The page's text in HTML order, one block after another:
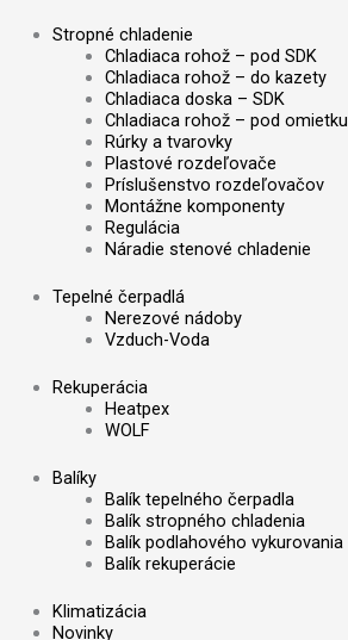
Stropné chladenie
Chladiaca rohož – pod SDK
Chladiaca rohož – do kazety
Chladiaca doska – SDK
Chladiaca rohož – pod omietku
Rúrky a tvarovky
Plastové rozdeľovače
Príslušenstvo rozdeľovačov
Montážne komponenty
Regulácia
Náradie stenové chladenie
Tepelné čerpadlá
Nerezové nádoby
Vzduch-Voda
Rekuperácia
Heatpex
WOLF
Balíky
Balík tepelného čerpadla
Balík stropného chladenia
Balík podlahového vykurovania
Balík rekuperácie
Klimatizácia
Novinky